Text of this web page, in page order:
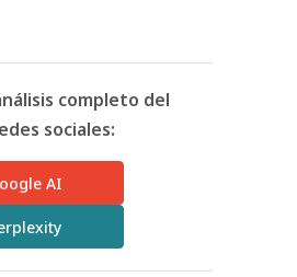
completo del
sociales:
AI